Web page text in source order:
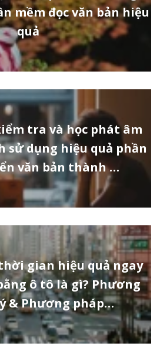
mềm đọc văn bản hiệu
quả
tra và học phát âm
sử dụng hiệu quả phần
văn bản thành …
gian hiệu quả ngay
ô tô là gì? Phương
& Phương pháp…